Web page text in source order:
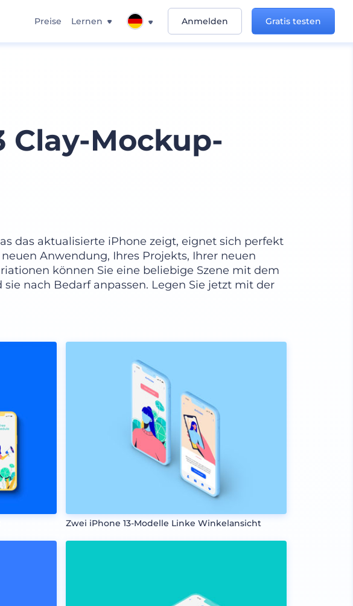
Preise Lernen Anmelden Gratis testen
Clay-Mockup-
das aktualisierte iPhone zeigt, eignet sich perfekt
Anwendung, Ihres Projekts, Ihrer neuen
können Sie eine beliebige Szene mit dem
sie nach Bedarf anpassen. Legen Sie jetzt mit der
Zwei iPhone 13-Modelle Linke Winkelansicht